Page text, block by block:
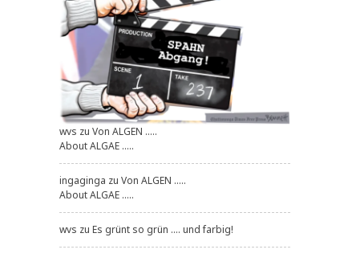
wvs zu Von ALGEN .....
About ALGAE .....
ingaginga zu Von ALGEN .....
About ALGAE .....
wvs zu Es grünt so grün .... und farbig!